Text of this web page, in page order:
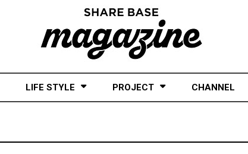
LIFE STYLE PROJECT CHANNEL